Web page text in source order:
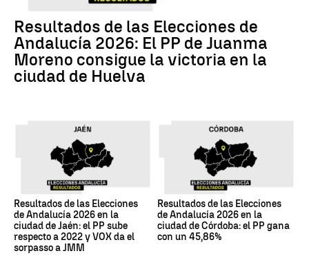
Resultados de las Elecciones de
Andalucía 2026: El PP de Juanma
Moreno consigue la victoria en la
ciudad de Huelva
Resultados de las Elecciones
de Andalucía 2026 en la
ciudad de Jaén: el PP sube
respecto a 2022 y VOX da el
sorpasso a JMM
Resultados de las Elecciones
de Andalucía 2026 en la
ciudad de Córdoba: el PP gana
con un 45,86%